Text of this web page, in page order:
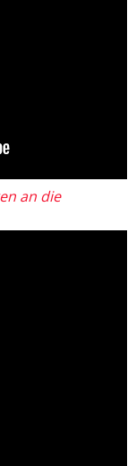
an die